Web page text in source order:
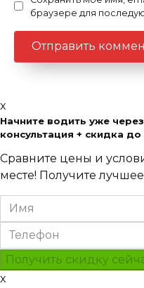
браузере для
x
Начните водить уже
консультация + скидка до
Сравните цены и
месте! Получите
x